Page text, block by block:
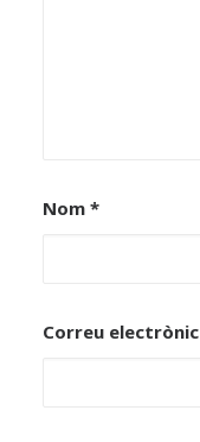
Nom *
Correu electrònic